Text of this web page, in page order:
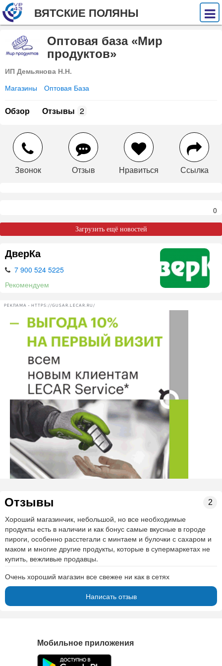
ВЯТСКИЕ ПОЛЯНЫ
Оптовая база «Мир
продуктов»
ИП Демьянова Н.Н.
Магазины Оптовая База
Обзор Отзывы 2
Звонок Отзыв Нравиться Ссылка
0
Загрузить ещё новостей
ДверКа
7 900 524 5225
Рекомендуем
РЕКЛАМА • HTTPS://GUSAR.LECAR.RU/
Отзывы 2
Хороший магазинчик, небольшой, но все необходимые
продукты есть в наличии и как бонус самые вкусные в городе
пироги, особенно расстегали с минтаем и булочки с сахаром и
маком и многие другие продукты, которые в супермаркетах не
купить, вежливые продавцы.
Очень хороший магазин все свежее ни как в сетях
Написать отзыв
Мобильное приложения